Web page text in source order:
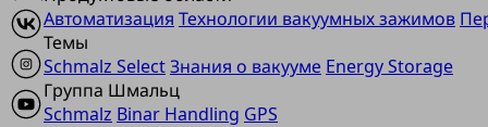
Автоматизация Технологии вакуумных зажимов
Темы
Schmalz SelectЗнания о вакууме Energy Storage
Группа Шмальц
Schmalz Binar Handling GPS